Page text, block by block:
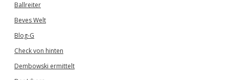
Ballreiter
Beves Welt
Blog-G
Check von hinten
Dembowski ermittelt